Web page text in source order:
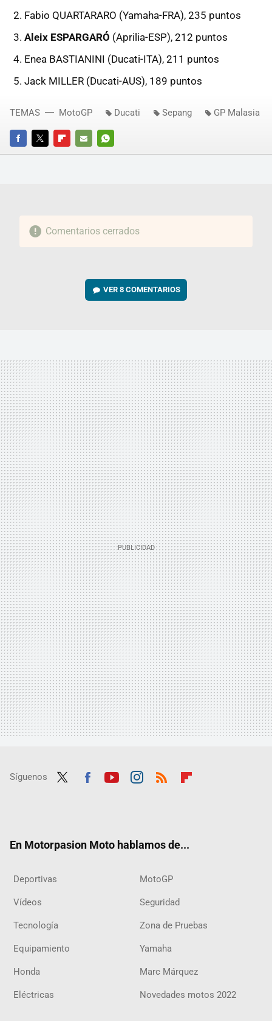
Fabio QUARTARARO (Yamaha-FRA), 235 puntos
Aleix ESPARGARÓ (Aprilia-ESP), 212 puntos
Enea BASTIANINI (Ducati-ITA), 211 puntos
Jack MILLER (Ducati-AUS), 189 puntos
FACEBOOKTWITTERFLIPBOARD
E-
WHATSAPP
TEMAS MotoGP Ducati Sepang GP Malasia
Comentarios cerrados
VER8 COMENTARIOS
Síguenos
En Motorpasion Moto hablamos de...
Deportivas MotoGP
Vídeos Seguridad
Tecnología Zona de Pruebas
Equipamiento Yamaha
Honda Marc Márquez
Eléctricas Novedades motos 2022